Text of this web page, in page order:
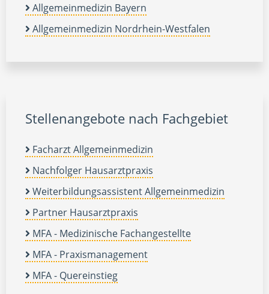
Allgemeinmedizin Bayern
Allgemeinmedizin Nordrhein-Westfalen
Stellenangebote nach Fachgebiet
Facharzt Allgemeinmedizin
Nachfolger Hausarztpraxis
Weiterbildungsassistent Allgemeinmedizin
Partner Hausarztpraxis
MFA - Medizinische Fachangestellte
MFA - Praxismanagement
MFA - Quereinstieg